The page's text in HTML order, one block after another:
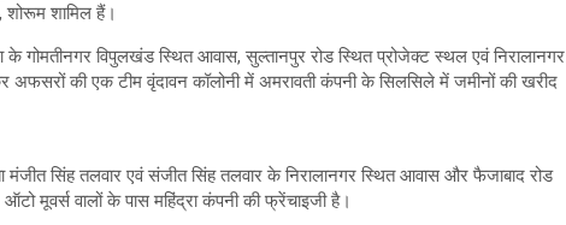
शोरूम शामिल हैं।
के गोमतीनगर विपुलखंड स्थित आवास, सुल्तानपुर रोड स्थित प्रोजेक्ट स्थल एवं निरालानगर
की एक टीम वृंदावन कॉलोनी में अमरावती कंपनी के सिलसिले में जमीनों की खरीद
मंजीत सिंह तलवार एवं संजीत सिंह तलवार के निरालानगर स्थित आवास और फैजाबाद रोड
मूवर्स वालों के पास महिंद्रा कंपनी की फ्रेंचाइजी है।